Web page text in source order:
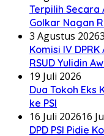
Terpilih Secara
Golkar Nagan
3 Agustus 2026
Komisi IV
RSUD Yulidin
19 Juli 2026
Dua Tokoh Eks
ke PSI
16 Juli 202616
DPD PSI Pidie